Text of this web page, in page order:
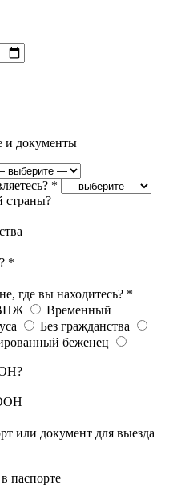
и документы
*
страны?
*
где вы находитесь? *
Временный
Без гражданства
беженец
или документ для выезда
паспорте